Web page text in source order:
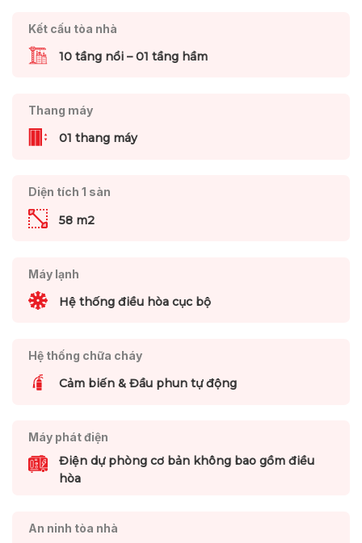
Kết cấu tòa nhà
10 tầng nổi – 01 tầng hầm
Thang máy
01 thang máy
Diện tích 1 sàn
58 m2
Máy lạnh
Hệ thống điều hòa cục bộ
Hệ thống chữa cháy
Cảm biến & Đầu phun tự động
Máy phát điện
Điện dự phòng cơ bản không bao gồm điều
hòa
An ninh tòa nhà